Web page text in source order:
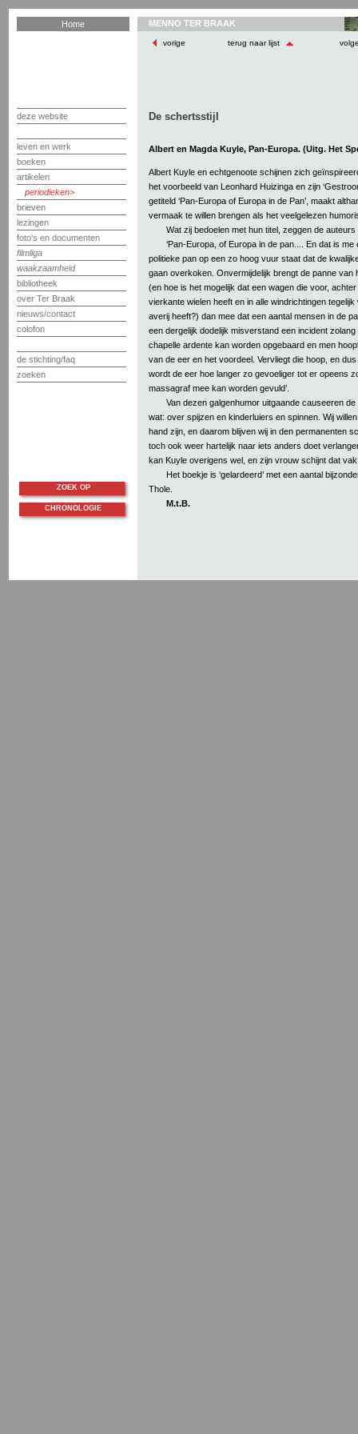
Home
deze website
leven en werk
boeken
artikelen
periodieken
brieven
lezingen
foto's en documenten
filmliga
waakzaamheid
bibliotheek
over Ter Braak
nieuws/contact
colofon
de stichting/faq
zoeken
MENNO TER BRAAK
vorige terug naar lijst
De schertsstijl
Albert en Magda Kuyle, Pan-Europa. (Uitg. Het
Albert Kuyle en echtgenoote schijnen zich
het voorbeeld van Leonhard Huizinga en zijn
getiteld ‘Pan-Europa of Europa in de Pan’, maakt
vermaak te willen brengen als het veelgelezen
Wat zij bedoelen met hun titel, zeggen de
‘Pan-Europa, of Europa in de pan.... En dat is
politieke pan op een zo hoog vuur staat dat de
gaan overkoken. Onvermijdelijk brengt de panne van
(en hoe is het mogelijk dat een wagen die voor,
vierkante wielen heeft en in alle windrichtingen tegelijk
averij heeft?) dan mee dat een aantal mensen in de
een dergelijk dodelijk misverstand een incident
chapelle ardente kan worden opgebaard en men
van de eer en het voordeel. Vervliegt die hoop, en
wordt de eer hoe langer zo gevoeliger tot er opeens
massagraf mee kan worden gevuld’.
Van dezen galgenhumor uitgaande causeeren
wat: over spijzen en kinderluiers en spinnen. Wij
hand zijn, en daarom blijven wij in den permanenten
toch ook weer hartelijk naar iets anders doet
kan Kuyle overigens wel, en zijn vrouw schijnt dat
Het boekje is ‘gelardeerd’ met een aantal
Thole.
M.t.B.
ZOEK OP
CHRONOLOGIE